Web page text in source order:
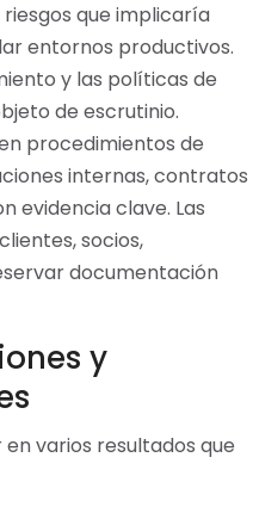
que implicaría
entornos productivos.
y las políticas de
de escrutinio.
procedimientos de
internas, contratos
evidencia clave. Las
socios,
documentación
y
varios resultados que